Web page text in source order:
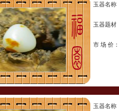
玉器名称
玉器题材
市 场 价：
玉器名称